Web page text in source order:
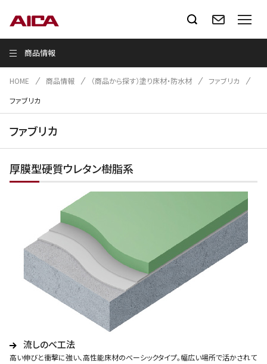
商品情報
HOME 商品情報 （商品から探す）塗り床材・防水材
ファブリカ
ファブリカ
ファブリカ
厚膜型硬質ウレタン樹脂系
流しのべ工法
高い伸びと衝撃に強い、高性能床材のベーシックタイプ。幅広い場所で活かされて